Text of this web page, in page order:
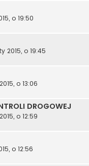
o 19:50
2015, o 19:45
o 13:06
DROGOWEJ
o 12:59
o 12:56